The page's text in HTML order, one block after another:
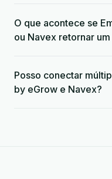
O que acontece se
ou Navex retornar
Posso conectar
by eGrow e Navex?